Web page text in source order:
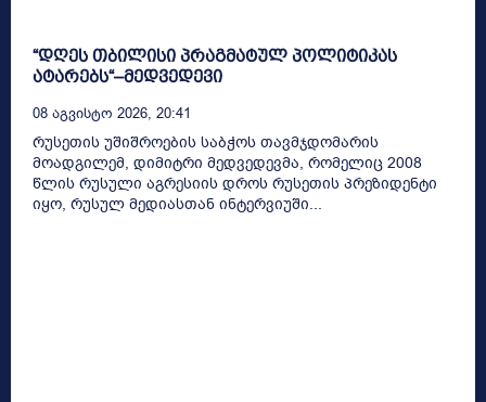
“დღეს თბილისი პრაგმატულ პოლიტიკას
ატარებს“–მედვედევი
08 Აგვისტო 2026, 20:41
რუსეთის უშიშროების საბჭოს თავმჯდომარის
მოადგილემ, დიმიტრი მედვედევმა, რომელიც 2008
წლის რუსული აგრესიის დროს რუსეთის პრეზიდენტი
იყო, რუსულ მედიასთან ინტერვიუში...